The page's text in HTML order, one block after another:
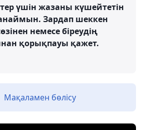
үшін жазаны күшейтетін
Зардап шеккен
немесе біреудің
қорықпауы қажет.
Мақаламен бөлісу